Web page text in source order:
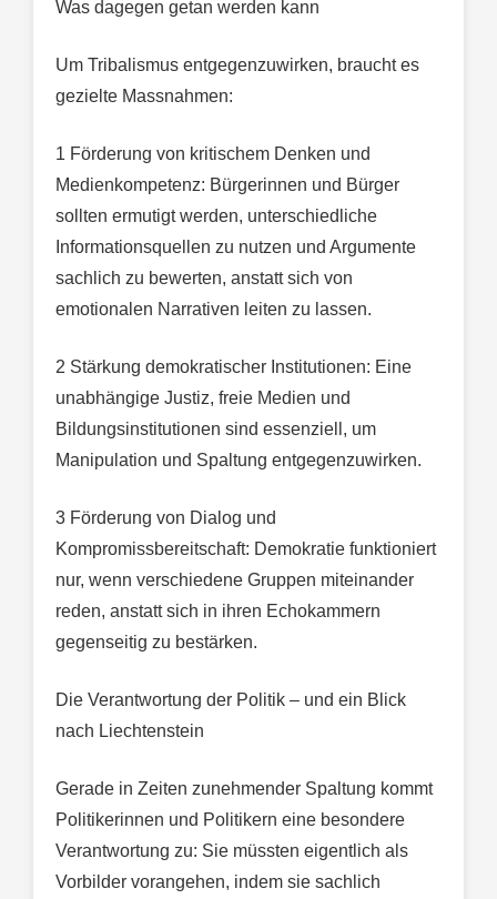
Was dagegen getan werden kann
Um Tribalismus entgegenzuwirken, braucht es
gezielte Massnahmen:
1 Förderung von kritischem Denken und
Medienkompetenz: Bürgerinnen und Bürger
sollten ermutigt werden, unterschiedliche
Informationsquellen zu nutzen und Argumente
sachlich zu bewerten, anstatt sich von
emotionalen Narrativen leiten zu lassen.
2 Stärkung demokratischer Institutionen: Eine
unabhängige Justiz, freie Medien und
Bildungsinstitutionen sind essenziell, um
Manipulation und Spaltung entgegenzuwirken.
3 Förderung von Dialog und
Kompromissbereitschaft: Demokratie funktioniert
nur, wenn verschiedene Gruppen miteinander
reden, anstatt sich in ihren Echokammern
gegenseitig zu bestärken.
Die Verantwortung der Politik – und ein Blick
nach Liechtenstein
Gerade in Zeiten zunehmender Spaltung kommt
Politikerinnen und Politikern eine besondere
Verantwortung zu: Sie müssten eigentlich als
Vorbilder vorangehen, indem sie sachlich